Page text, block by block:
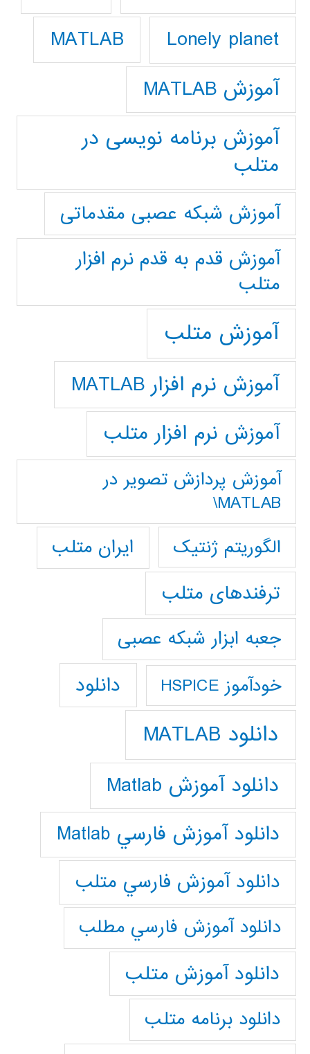
Lonely planet
MATLAB
آموزش MATLAB
آموزش برنامه نویسی در
متلب
آموزش شبکه عصبی مقدماتی
آموزش قدم به قدم نرم افزار
متلب
آموزش متلب
آموزش نرم افزار MATLAB
آموزش نرم افزار متلب
آموزش پردازش تصوير در
MATLAB\
الگوریتم ژنتیک
ایران متلب
ترفندهای متلب
جعبه ابزار شبکه عصبی
خودآموز HSPICE دانلود
دانلود MATLAB
دانلود آموزش Matlab
دانلود آموزش فارسي Matlab
دانلود آموزش فارسي متلب
دانلود آموزش فارسي مطلب
دانلود آموزش متلب
دانلود برنامه متلب